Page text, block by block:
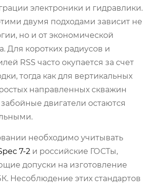
электроники и гидравлики.
двумя подходами зависит не
но и от экономической
Для коротких радиусов и
RSS часто окупается за счет
тогда как для вертикальных
направленных скважин
двигатели остаются
необходимо учитывать
7-2 и российские ГОСТы,
допуски на изготовление
Несоблюдение этих стандартов